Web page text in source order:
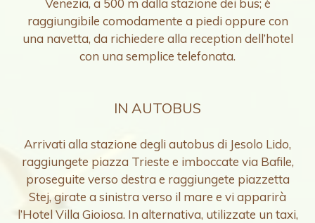
raggiungibile comodamente a piedi oppure con
una navetta, da richiedere alla reception dell’hotel
con una semplice telefonata.
IN AUTOBUS
Arrivati alla stazione degli autobus di Jesolo Lido,
raggiungete piazza Trieste e imboccate via Bafile,
proseguite verso destra e raggiungete piazzetta
Stej, girate a sinistra verso il mare e vi apparirà
l’Hotel Villa Gioiosa. In alternativa, utilizzate un taxi,